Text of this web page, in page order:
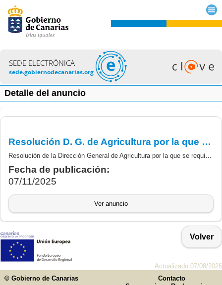
SEDE ELECTRÓNICA
sede.gobiernodecanarias.org
Detalle del anuncio
Resolución D. G. de Agricultura por la que se requiere documentación justificativa, anualidad 2025, a los beneficiarios que no han presentado en el plazo, subvenciones destinadas al establecimiento de personas jóvenes agricultoras periodo 2024 (PEPAC).
Resolución de la Dirección General de Agricultura por la que se requiere la documentación justificativa de la anualidad 2025 de la subvención concedida a los beneficiarios que no han presentado en el plazo establecido en la Resolución n.º 2443/2024, de 30 de octubre de 2024 de la Dirección General de Agricultura por la que se concedieron definitivamente las subvenciones destinadas al establecimiento de personas jóvenes agricultoras convocadas para 2024 del PEPAC 2023-2027.
Fecha de publicación:
07/11/2025
Ver anuncio
Volver
Actualizado 07/08/2026
© Gobierno de Canarias
Contacto